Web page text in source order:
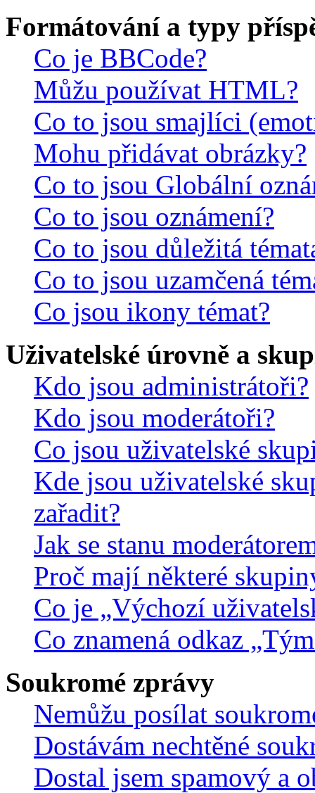
Formátování a typy
Co je BBCode?
Můžu používat HTML?
Co to jsou smajlíci
Mohu přidávat obrázky?
Co to jsou Globální
Co to jsou oznámení?
Co to jsou důležitá
Co to jsou uzamčená
Co jsou ikony témat?
Uživatelské úrovně a
Kdo jsou administrátoři?
Kdo jsou moderátoři?
Co jsou uživatelské
Kde jsou uživatelské
zařadit?
Jak se stanu
Proč mají některé
Co je „Výchozí
Co znamená odkaz
Soukromé zprávy
Nemůžu posílat
Dostávám nechtěné
Dostal jsem spamový a